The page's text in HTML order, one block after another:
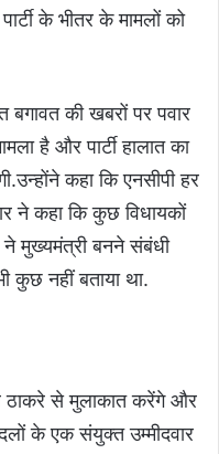
के भीतर के मामलों को
की खबरों पर पवार
है और पार्टी हालात का
कहा कि एनसीपी हर
ने कहा कि कुछ विधायकों
मुख्यमंत्री बनने संबंधी
कुछ नहीं बताया था.
ठाकरे से मुलाकात करेंगे और
के एक संयुक्त उम्मीदवार